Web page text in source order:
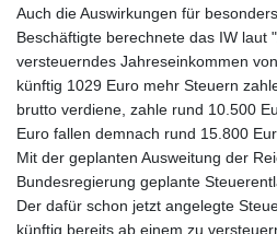
Auch die Auswirkungen für
Beschäftigte berechnete das IW laut
versteuerndes Jahreseinkommen
künftig 1029 Euro mehr Steuern
brutto verdiene, zahle rund 10.500
Euro fallen demnach rund 15.800
Mit der geplanten Ausweitung der
Bundesregierung geplante
Der dafür schon jetzt angelegte
künftig bereits ab einem zu